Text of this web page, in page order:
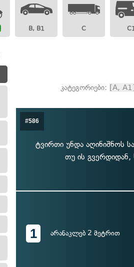
B, B1 C
კატეგორიები: [A,
#586
ტვირთი უნდა აღინიშნოს
თუ ის გვერდიდან,
1 არანაკლებ 2 მეტრით